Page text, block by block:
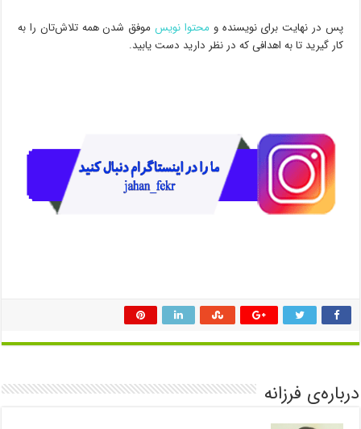
پس در نهایت برای نویسنده ومحتوا نویسموفق شدن همه تلاش‌تان را به
کار گیرید تا به اهدافی که در نظر دارید دست یابید.
درباره‌ی فرزانه